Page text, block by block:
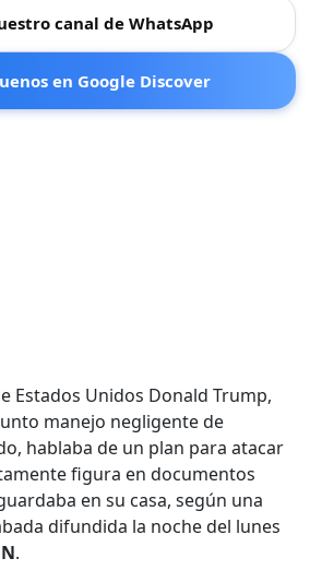
canal de WhatsApp
en Google Discover
Estados Unidos Donald Trump,
manejo negligente de
hablaba de un plan para atacar
figura en documentos
en su casa, según una
difundida la noche del lunes
.